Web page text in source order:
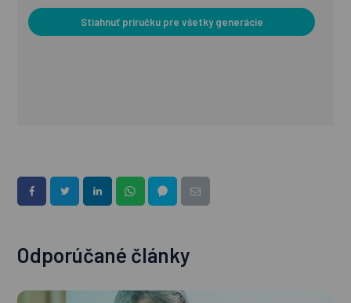
Stiahnuť príručku pre všetky generácie
Odporúčané články